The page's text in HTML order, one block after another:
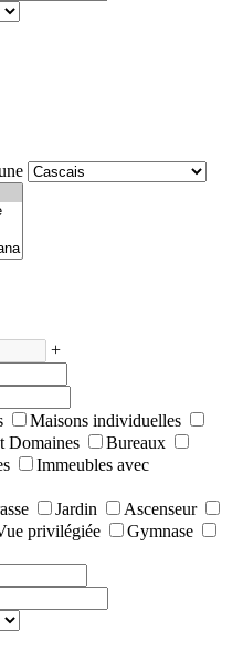
+
Maisons individuelles
Domaines
Bureaux
Immeubles avec
Jardin
Ascenseur
privilégiée
Gymnase